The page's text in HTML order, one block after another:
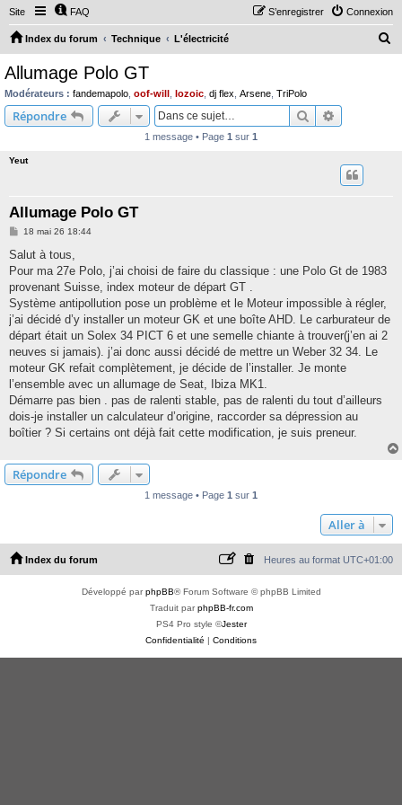
Site FAQ Connexion
S’enregistrer
Index du forum Technique L'électricité
Allumage Polo GT
Modérateurs : fandemapolo oof-will lozoic dj flex Arsene TriPolo
Répondre Rechercher
1 message • Page 1 sur 1
Yeut
Allumage Polo GT
M
s
a
g
18 mai 26 18:44
Salut à tous,
Pour ma 27e Polo, j’ai choisi de faire du classique : une Polo Gt de 1983
provenant Suisse, index moteur de départ GT .
Système antipollution pose un problème et le Moteur impossible à régler,
j’ai décidé d’y installer un moteur GK et une boîte AHD. Le carburateur de
départ était un Solex 34 PICT 6 et une semelle chiante à trouver(j’en ai 2
neuves si jamais). j’ai donc aussi décidé de mettre un Weber 32 34. Le
moteur GK refait complètement, je décide de l’installer. Je monte
l’ensemble avec un allumage de Seat, Ibiza MK1.
Démarre pas bien . pas de ralenti stable, pas de ralenti du tout d’ailleurs
dois-je installer un calculateur d’origine, raccorder sa dépression au
boîtier ? Si certains ont déjà fait cette modification, je suis preneur.
Répondre
1 message • Page 1 sur 1
Aller à
Index du forum Heures au format UTC+01:00
Développé parphpBB® Forum Software © phpBB Limited
Traduit parphpBB-fr.com
PS4 Pro style ©Jester
Confidentialité | Conditions